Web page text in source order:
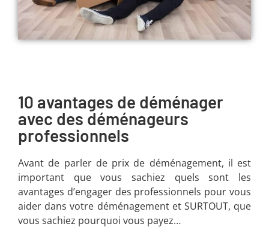
10 avantages de déménager
avec des déménageurs
professionnels
Avant de parler de prix de déménagement, il est
important que vous sachiez quels sont les
avantages d’engager des professionnels pour vous
aider dans votre déménagement et SURTOUT, que
vous sachiez pourquoi vous payez…